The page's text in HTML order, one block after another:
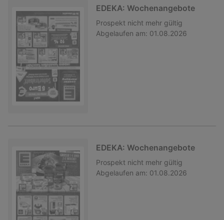
EDEKA: Wochenangebote
Prospekt nicht mehr gültig
Abgelaufen am: 01.08.2026
EDEKA: Wochenangebote
Prospekt nicht mehr gültig
Abgelaufen am: 01.08.2026